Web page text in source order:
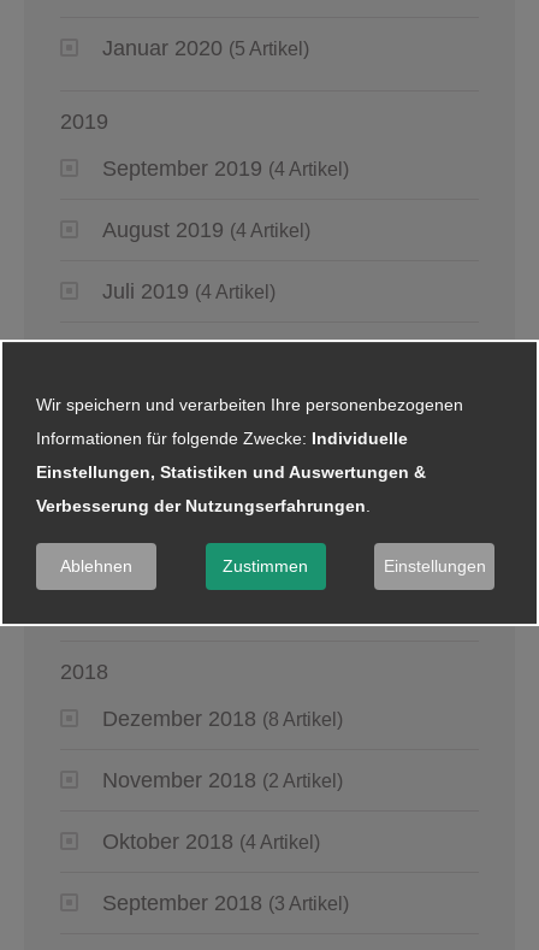
Januar 2020 (5 Artikel)
2019
September 2019 (4 Artikel)
August 2019 (4 Artikel)
Juli 2019 (4 Artikel)
Mai 2019 (2 Artikel)
April 2019 (4 Artikel)
Januar 2019
2018
Dezember 2018 (8 Artikel)
November 2018 (2 Artikel)
Oktober 2018 (4 Artikel)
September 2018 (3 Artikel)
Wir speichern und verarbeiten Ihre personenbezogenen
Informationen für folgende Zwecke: Individuelle
Einstellungen, Statistiken und Auswertungen &
Verbesserung der Nutzungserfahrungen
Ablehnen Zustimmen Einstellungen